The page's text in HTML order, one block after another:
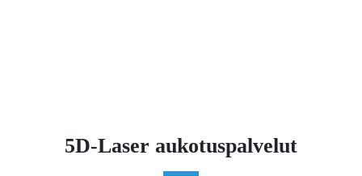
5D-Laser aukotuspalvelut